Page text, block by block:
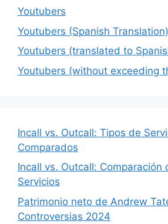
Youtubers
Youtubers (Spanish Translation)
Youtubers (translated to
Youtubers (without exceeding
Incall vs. Outcall: Tipos de
Comparados
Incall vs. Outcall: Comparación
Servicios
Patrimonio neto de Andrew
Controversias 2024